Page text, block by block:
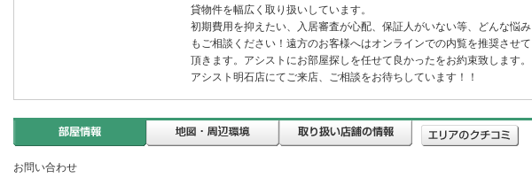
貸物件を幅広く取り扱いしています。
初期費用を抑えたい、入居審査が心配、保証人がいない等、どんな悩み
もご相談ください！遠方のお客様へはオンラインでの内覧を推奨させて
頂きます。アシストにお部屋探しを任せて良かったをお約束致します。
アシスト明石店にてご来店、ご相談をお待ちしています！！
お問い合わせ